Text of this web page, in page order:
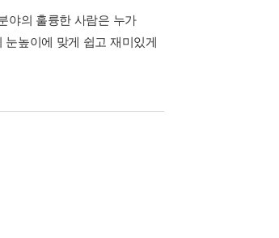
야의 훌륭한 사람은 누가
높이에 맞게 쉽고 재미있게